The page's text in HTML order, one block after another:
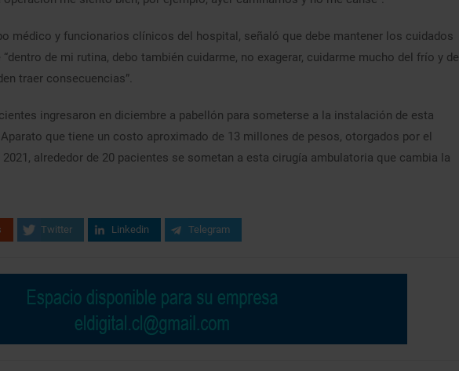
médico y funcionarios clínicos del hospital, señaló que debe mantener los cuidados
de mi rutina, debo también cuidarme, no exagerar, cuidarme mucho del frío y de
traer consecuencias”.
ingresaron en diciembre a pabellón para someterse a la instalación de esta
que tiene un costo aproximado de 13 millones de pesos, otorgados por el
alrededor de 20 pacientes se sometan a esta cirugía ambulatoria que cambia la
Twitter Linkedin Telegram